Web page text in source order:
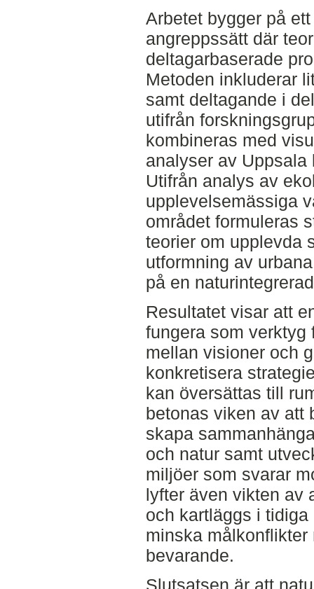
Arbetet bygger på
angreppssätt där
deltagarbaserade
Metoden inkluderar
samt deltagande i
utifrån
kombineras med
analyser av
Utifrån analys av
upplevelsemässiga
området formuleras
teorier om upplevda
utformning av
på en
Resultatet visar att
fungera som verktyg
mellan visioner och
konkretisera
kan översättas till
betonas viken av att
skapa
och natur samt
miljöer som svarar
lyfter även vikten av
och kartläggs i
minska
bevarande.
Slutsatsen är att